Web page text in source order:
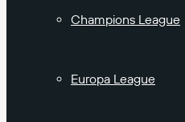
Champions League
Europa League